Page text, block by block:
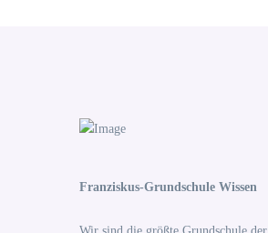
Franziskus-Grundschule Wissen